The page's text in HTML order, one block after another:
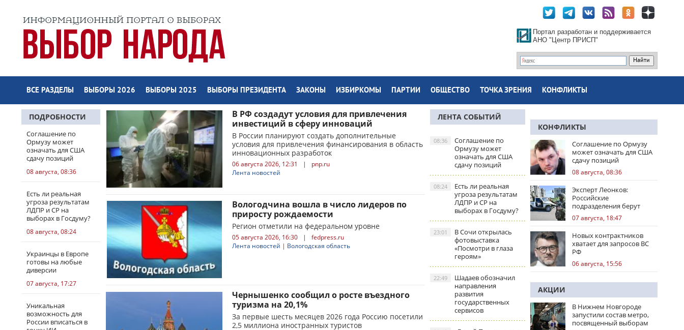
Портал разработан и поддерживается
АНО "Центр ПРИСП"
ВСЕ РАЗДЕЛЫ ВЫБОРЫ 2026 ВЫБОРЫ 2025 ВЫБОРЫ ПРЕЗИДЕНТА ЗАКОНЫ ИЗБИРКОМЫ ПАРТИИ ОБЩЕСТВО ТОЧКА ЗРЕНИЯ КОНФЛИКТЫ
ПОДРОБНОСТИ
Соглашение по
Ормузу может
означать для США
сдачу позиций
08 августа, 08:36
Есть ли реальная
угроза результатам
ЛДПР и СР на
выборах в Госдуму?
08 августа, 08:24
Украинцы в Европе
готовы на любые
диверсии
07 августа, 17:27
Уникальная
возможность для
России вписаться в
В РФ создадут условия для привлечения
инвестиций в сферу инноваций
В России планируют создать дополнительные
условия для привлечения финансирования в область
инновационных разработок
06 августа 2026, 12:31 |
pnp.ru
Лента новостей
Вологодчина вошла в число лидеров по
приросту рождаемости
Регион отметили на федеральном уровне
05 августа 2026, 16:30 |
fedpress.ru
Лента новостей | Вологодская область
Чернышенко сообщил о росте въездного
туризма на 20,1%
За первые шесть месяцев 2026 года Россию посетили
2,5 миллиона иностранных туристов
ЛЕНТА СОБЫТИЙ
Соглашение по
Ормузу может
означать для США
сдачу позиций
08:36
Есть ли реальная
угроза результатам
ЛДПР и СР на
выборах в Госдуму?
08:24
В Сочи открылась
фотовыставка
«Посмотри в глаза
героям»
23:01
Шадаев обозначил
направления
развития
государственных
сервисов
22:49
КОНФЛИКТЫ
Соглашение по Ормузу
может означать для США
сдачу позиций
08 августа, 08:36
Эксперт Леонков:
Российские
подразделения берут
Доброполье в клещи
07 августа, 18:47
Новых контрактников
хватает для запросов ВС
РФ
06 августа, 15:56
АКЦИИ
В Нижнем Новгороде
запустили состав метро,
посвященный выборам